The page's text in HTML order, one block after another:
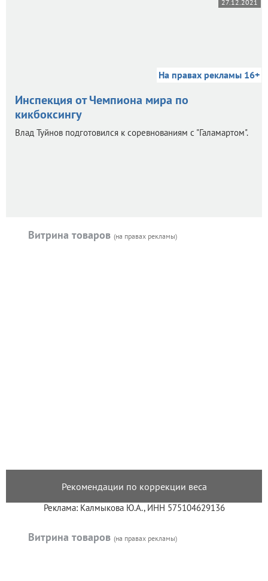
27.12.2021
На правах рекламы 16+
Инспекция от Чемпиона мира по
кикбоксингу
Влад Туйнов подготовился к соревнованиям с "Галамартом".
Витрина товаров (на правах рекламы)
Рекомендации по коррекции веса
Реклама: Калмыкова Ю.А., ИНН 575104629136
Витрина товаров (на правах рекламы)